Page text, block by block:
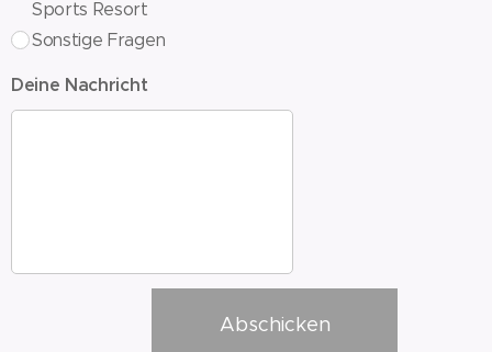
Sports Resort
Sonstige Fragen
Deine Nachricht
Abschicken